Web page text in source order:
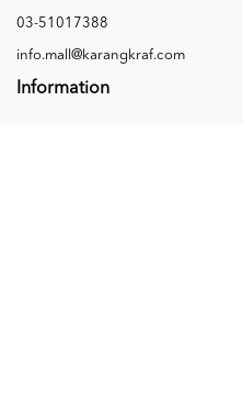
03-51017388
info.mall@karangkraf.com
Information